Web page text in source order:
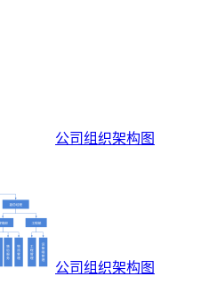
公司组织架构图
公司组织架构图